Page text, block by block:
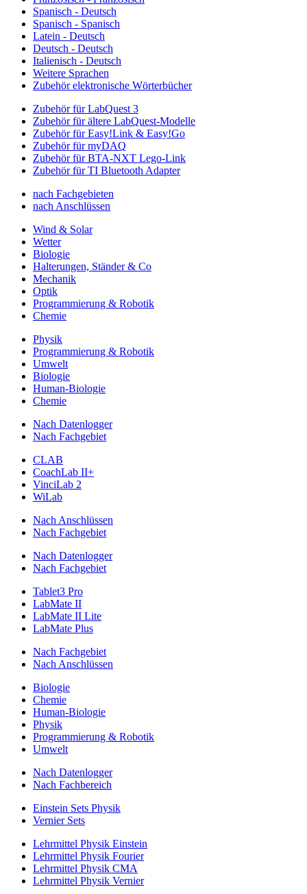
Spanisch - Deutsch
Spanisch - Spanisch
Latein - Deutsch
Deutsch - Deutsch
Italienisch - Deutsch
Weitere Sprachen
Zubehör elektronische Wörterbücher
Zubehör für LabQuest 3
Zubehör für ältere LabQuest-Modelle
Zubehör für Easy!Link & Easy!Go
Zubehör für myDAQ
Zubehör für BTA-NXT Lego-Link
Zubehör für TI Bluetooth Adapter
nach Fachgebieten
nach Anschlüssen
Wind & Solar
Wetter
Biologie
Halterungen, Ständer & Co
Mechanik
Optik
Programmierung & Robotik
Chemie
Physik
Programmierung & Robotik
Umwelt
Biologie
Human-Biologie
Chemie
Nach Datenlogger
Nach Fachgebiet
CLAB
CoachLab II+
VinciLab 2
WiLab
Nach Anschlüssen
Nach Fachgebiet
Nach Datenlogger
Nach Fachgebiet
Tablet3 Pro
LabMate II
LabMate II Lite
LabMate Plus
Nach Fachgebiet
Nach Anschlüssen
Biologie
Chemie
Human-Biologie
Physik
Programmierung & Robotik
Umwelt
Nach Datenlogger
Nach Fachbereich
Einstein Sets Physik
Vernier Sets
Lehrmittel Physik Einstein
Lehrmittel Physik Fourier
Lehrmittel Physik CMA
Lehrmittel Physik Vernier